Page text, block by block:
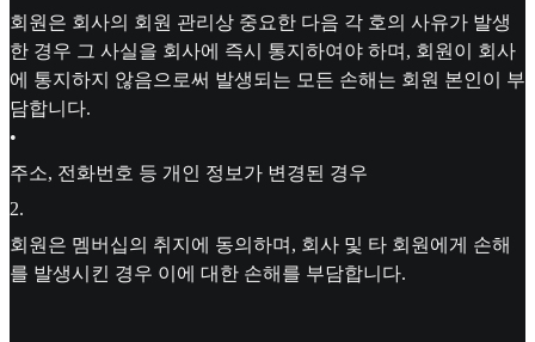
회원은 회사의 회원 관리상 중요한 다음 각 호의 사유가 발생
한 경우 그 사실을 회사에 즉시 통지하여야 하며, 회원이 회사
에 통지하지 않음으로써 발생되는 모든 손해는 회원 본인이 부
담합니다.
•
주소, 전화번호 등 개인 정보가 변경된 경우
2.
회원은 멤버십의 취지에 동의하며, 회사 및 타 회원에게 손해
를 발생시킨 경우 이에 대한 손해를 부담합니다.